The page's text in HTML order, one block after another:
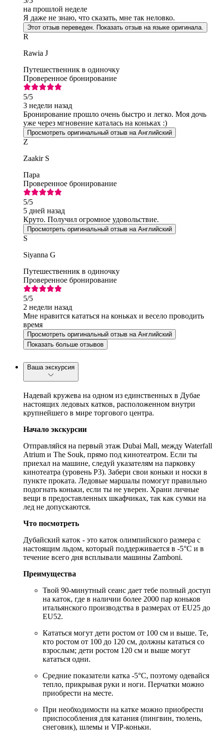
на прошлой неделе
Я даже не знаю, что сказать, мне так неловко.
Этот отзыв переведен. Показать отзыв на языке оригинала.
R
Rawia J
Путешественник в одиночку
Проверенное бронирование
5/5
3 недели назад
Бронирование прошло очень быстро и легко. Моя дочь
уже через мгновение каталась на коньках :)
Просмотреть оригинальный отзыв на Английский
Z
Zaakir S
Пара
Проверенное бронирование
5/5
5 дней назад
Круто. Получил огромное удовольствие.
Просмотреть оригинальный отзыв на Английский
S
Siyanna G
Путешественник в одиночку
Проверенное бронирование
5/5
2 недели назад
Мне нравится кататься на коньках и весело проводить
время
Просмотреть оригинальный отзыв на Английский
Показать больше отзывов
Ваша экскурсия
Надевай кружева на одном из единственных в Дубае
настоящих ледовых катков, расположенном внутри
крупнейшего в мире торгового центра.
Начало экскурсии
Отправляйся на первый этаж Dubai Mall, между Waterfall
Atrium и The Souk, прямо под кинотеатром. Если ты
приехал на машине, следуй указателям на парковку
кинотеатра (уровень P3). Забери свои коньки и носки в
пункте проката. Ледовые маршалы помогут правильно
подогнать коньки, если ты не уверен. Храни личные
вещи в предоставленных шкафчиках, так как сумки на
лед не допускаются.
Что посмотреть
Дубайский каток - это каток олимпийского размера с
настоящим льдом, который поддерживается в -5°C и в
течение всего дня всплывали машины Zamboni.
Преимущества
Твой 90-минутный сеанс дает тебе полный доступ
на каток, где в наличии более 2000 пар коньков
итальянского производства в размерах от EU25 до
EU52.
Кататься могут дети ростом от 100 см и выше. Те,
кто ростом от 100 до 120 см, должны кататься со
взрослым; дети ростом 120 см и выше могут
кататься одни.
Средние показатели катка -5°C, поэтому одевайся
тепло, прикрывая руки и ноги. Перчатки можно
приобрести на месте.
При необходимости на катке можно приобрести
приспособления для катания (пингвин, тюлень,
снеговик), шлемы и VIP-коньки.